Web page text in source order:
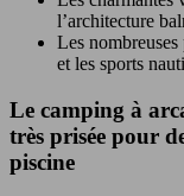
l’architecture
Les
et les sports
Le camping à
très prisée pour
piscine